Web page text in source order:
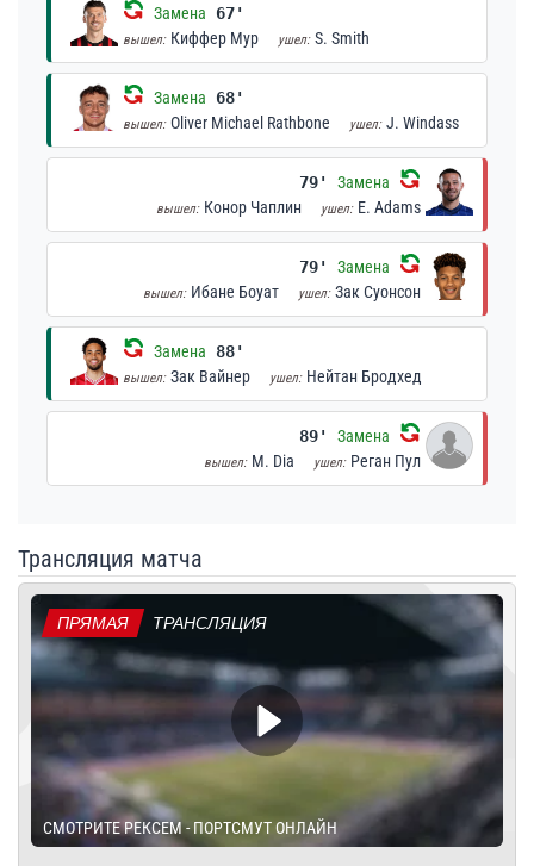
Замена 67'
вышел: Киффер Мур ушел: S. Smith
Замена 68'
вышел: Oliver Michael Rathbone ушел: J. Windass
79' Замена
вышел: Конор Чаплин ушел: E. Adams
79' Замена
вышел: Ибане Боуат ушел: Зак Суонсон
Замена 88'
вышел: Зак Вайнер ушел: Нейтан Бродхед
89' Замена
вышел: M. Dia ушел: Реган Пул
Трансляция матча
ПРЯМАЯ ТРАНСЛЯЦИЯ
СМОТРИТЕ РЕКСЕМ - ПОРТСМУТ ОНЛАЙН